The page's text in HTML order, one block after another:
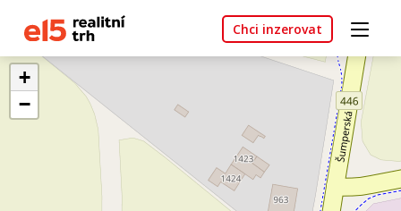
Chci inzerovat
+
−